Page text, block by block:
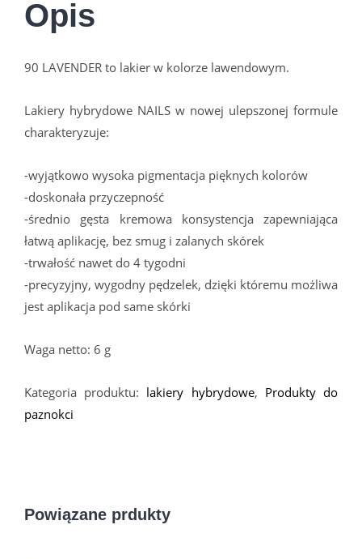
Opis
90 LAVENDER to lakier w kolorze lawendowym.
Lakiery hybrydowe NAILS w nowej ulepszonej formule
charakteryzuje:
-wyjątkowo wysoka pigmentacja pięknych kolorów
-doskonała przyczepność
-średnio gęsta kremowa konsystencja zapewniająca
łatwą aplikację, bez smug i zalanych skórek
-trwałość nawet do 4 tygodni
-precyzyjny, wygodny pędzelek, dzięki któremu możliwa
jest aplikacja pod same skórki
Waga netto: 6 g
Kategoria produktu: lakiery hybrydowe, Produkty do
paznokci
Powiązane prdukty